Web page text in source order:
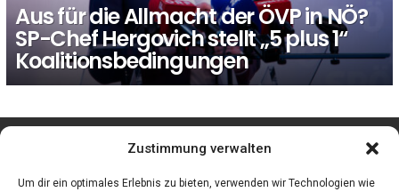
Zustimmung verwalten
Um dir ein optimales Erlebnis zu bieten, verwenden wir Technologien wie
Aus für die Allmacht der ÖVP in NÖ?
SP-Chef Hergovich stellt „5 plus 1“
Koalitionsbedingungen
facebook instagram